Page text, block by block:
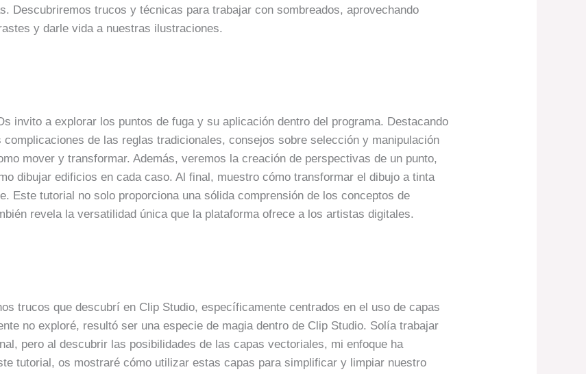
Descubriremos trucos y técnicas para trabajar con sombreados, aprovechando
y darle vida a nuestras ilustraciones.
invito a explorar los puntos de fuga y su aplicación dentro del programa. Destacando
de las reglas tradicionales, consejos sobre selección y manipulación
mover y transformar. Además, veremos la creación de perspectivas de un punto,
dibujar edificios en cada caso. Al final, muestro cómo transformar el dibujo a tinta
Este tutorial no solo proporciona una sólida comprensión de los conceptos de
revela la versatilidad única que la plataforma ofrece a los artistas digitales.
trucos que descubrí en Clip Studio, específicamente centrados en el uso de capas
no exploré, resultó ser una especie de magia dentro de Clip Studio. Solía trabajar
pero al descubrir las posibilidades de las capas vectoriales, mi enfoque ha
tutorial, os mostraré cómo utilizar estas capas para simplificar y limpiar nuestro